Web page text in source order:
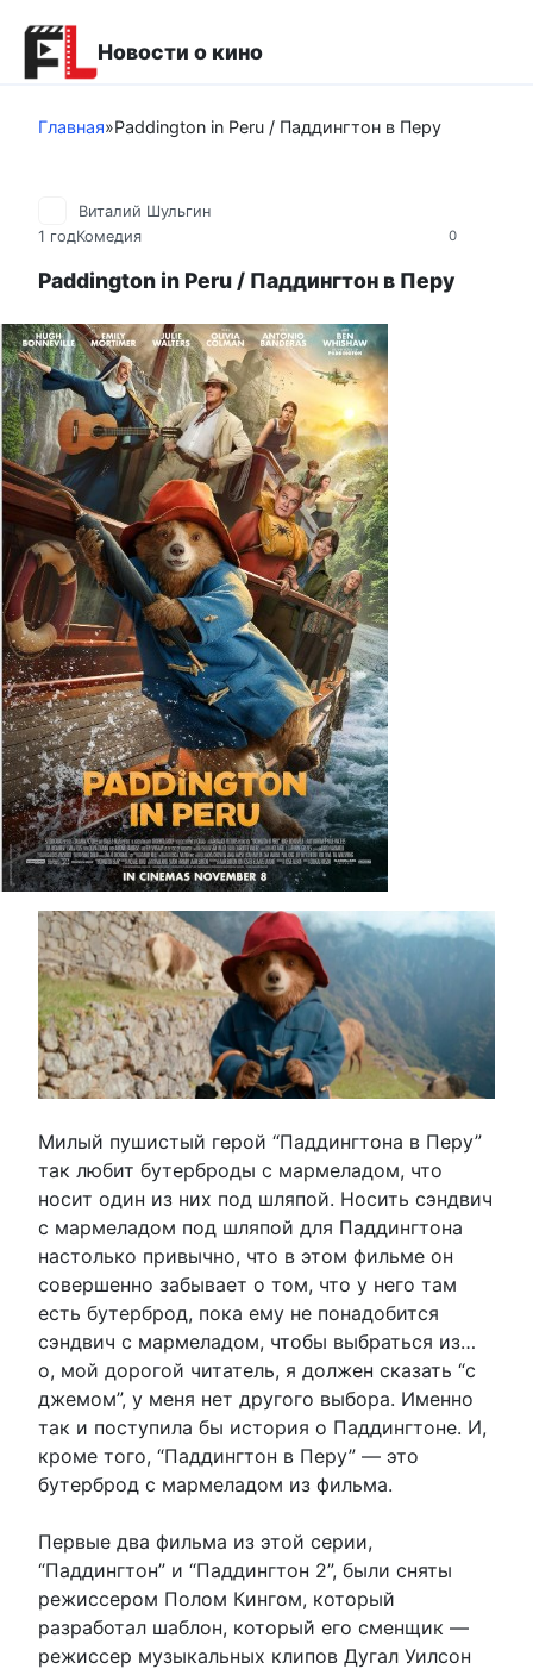
контенту
Новости о кино
Главная»Paddington in Peru / Паддингтон в Перу
0
Виталий Шульгин
1 годКомедия
Paddington in Peru / Паддингтон в Перу
Милый пушистый герой “Паддингтона в Перу”
так любит бутерброды с мармеладом, что
носит один из них под шляпой. Носить сэндвич
с мармеладом под шляпой для Паддингтона
настолько привычно, что в этом фильме он
совершенно забывает о том, что у него там
есть бутерброд, пока ему не понадобится
сэндвич с мармеладом, чтобы выбраться из…
о, мой дорогой читатель, я должен сказать “с
джемом”, у меня нет другого выбора. Именно
так и поступила бы история о Паддингтоне. И,
кроме того, “Паддингтон в Перу” — это
бутерброд с мармеладом из фильма.
Первые два фильма из этой серии,
“Паддингтон” и “Паддингтон 2”, были сняты
режиссером Полом Кингом, который
разработал шаблон, который его сменщик —
режиссер музыкальных клипов Дугал Уилсон